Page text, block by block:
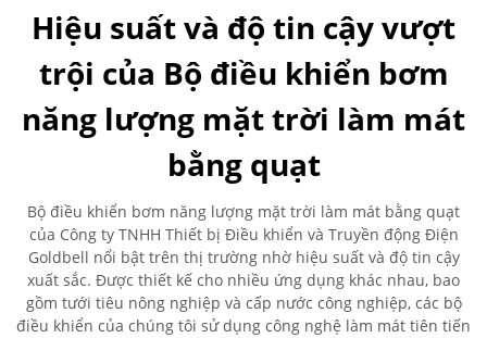
Hiệu suất và độ tin cậy vượt
trội của Bộ điều khiển bơm
năng lượng mặt trời làm mát
bằng quạt
Bộ điều khiển bơm năng lượng mặt trời làm mát bằng quạt
của Công ty TNHH Thiết bị Điều khiển và Truyền động Điện
Goldbell nổi bật trên thị trường nhờ hiệu suất và độ tin cậy
xuất sắc. Được thiết kế cho nhiều ứng dụng khác nhau, bao
gồm tưới tiêu nông nghiệp và cấp nước công nghiệp, các bộ
điều khiển của chúng tôi sử dụng công nghệ làm mát tiên tiến